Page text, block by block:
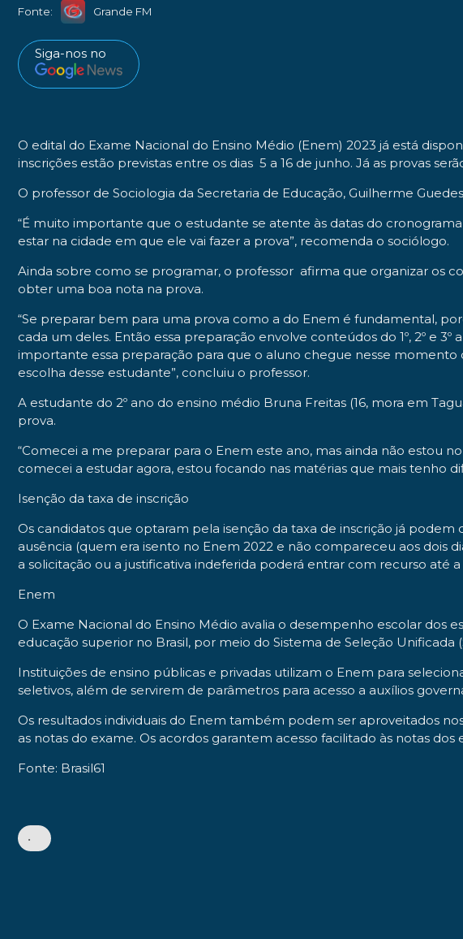
Fonte: Grande FM
Siga-nos no
O edital do Exame Nacional do Ensino Médio (Enem) 2023 já está
inscrições estão previstas entre os dias 5 a 16 de junho. Já as provas
O professor de Sociologia da Secretaria de Educação, Guilherme
“É muito importante que o estudante se atente às datas do
estar na cidade em que ele vai fazer a prova”, recomenda o sociólogo.
Ainda sobre como se programar, o professor afirma que organizar os
obter uma boa nota na prova.
“Se preparar bem para uma prova como a do Enem é fundamental,
cada um deles. Então essa preparação envolve conteúdos do 1º, 2º e
importante essa preparação para que o aluno chegue nesse
escolha desse estudante”, concluiu o professor.
A estudante do 2º ano do ensino médio Bruna Freitas (16, mora em
prova.
“Comecei a me preparar para o Enem este ano, mas ainda não estou
comecei a estudar agora, estou focando nas matérias que mais tenho
Isenção da taxa de inscrição
Os candidatos que optaram pela isenção da taxa de inscrição já
ausência (quem era isento no Enem 2022 e não compareceu aos dois
a solicitação ou a justificativa indeferida poderá entrar com recurso até a
Enem
O Exame Nacional do Ensino Médio avalia o desempenho escolar dos
educação superior no Brasil, por meio do Sistema de Seleção
Instituições de ensino públicas e privadas utilizam o Enem para
seletivos, além de servirem de parâmetros para acesso a auxílios
Os resultados individuais do Enem também podem ser aproveitados
as notas do exame. Os acordos garantem acesso facilitado às notas
Fonte: Brasil61
•